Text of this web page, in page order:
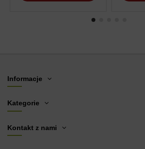
Informacje
Kategorie
Kontakt z nami